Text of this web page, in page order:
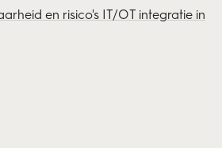
en risico's IT/OT integratie in